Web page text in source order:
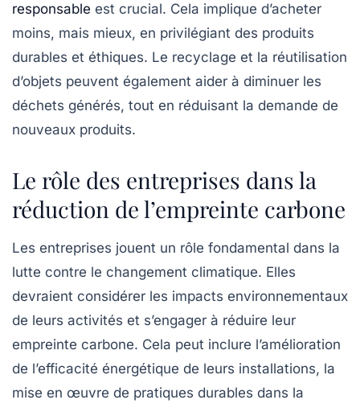
responsable est crucial. Cela implique d’acheter
moins, mais mieux, en privilégiant des produits
durables et éthiques. Le recyclage et la réutilisation
d’objets peuvent également aider à diminuer les
déchets générés, tout en réduisant la demande de
nouveaux produits.
Le rôle des entreprises dans la
réduction de l’empreinte carbone
Les entreprises jouent un rôle fondamental dans la
lutte contre le changement climatique. Elles
devraient considérer les impacts environnementaux
de leurs activités et s’engager à réduire leur
empreinte carbone. Cela peut inclure l’amélioration
de l’efficacité énergétique de leurs installations, la
mise en œuvre de pratiques durables dans la